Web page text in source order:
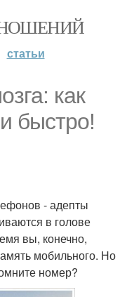
статьи
как
быстро!
- адепты
в голове
вы, конечно,
мобильного. Но
номер?